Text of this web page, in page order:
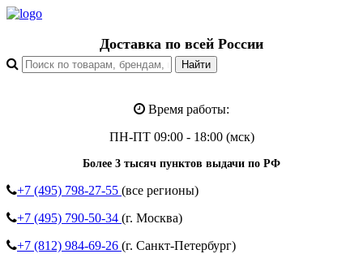
Доставка по всей России
Время работы:
ПН-ПТ 09:00 - 18:00 (мск)
Более 3 тысяч пунктов выдачи по РФ
+7 (495) 798-27-55 (все регионы)
+7 (495) 790-50-34 (г. Москва)
+7 (812) 984-69-26 (г. Санкт-Петербург)